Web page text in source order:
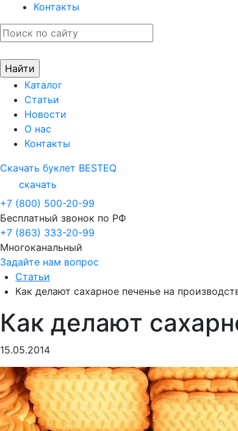
Контакты
Каталог
Статьи
Новости
О нас
Контакты
Скачать буклет BESTEQ
скачать
+7 (800) 500-20-99
Бесплатный звонок по РФ
+7 (863) 333-20-99
Многоканальный
Задайте нам вопрос
Статьи
Как делают сахарное печенье на
Как делают
15.05.2014